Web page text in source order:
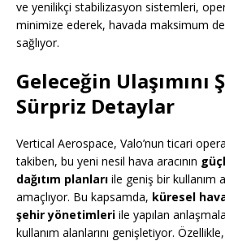
ve yenilikçi stabilizasyon sistemleri,
minimize ederek, havada maksimum
sağlıyor.
Geleceğin
Sürpriz Detaylar
Vertical Aerospace, Valo’nun ticari
takiben, bu yeni nesil hava aracının
dağıtım planları ile geniş bir kullanım
amaçlıyor. Bu kapsamda, küresel
şehir yönetimleri ile yapılan
kullanım alanlarını genişletiyor. Özellikle,